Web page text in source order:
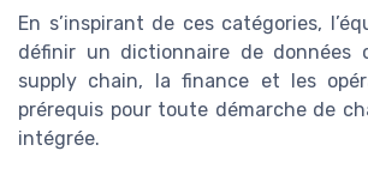
En s’inspirant de ces catégories,
définir un dictionnaire de données
supply chain, la finance et les
prérequis pour toute démarche de
intégrée.